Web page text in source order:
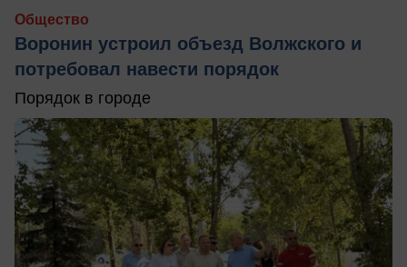
Общество
Воронин устроил объезд Волжского и
потребовал навести порядок
Порядок в городе